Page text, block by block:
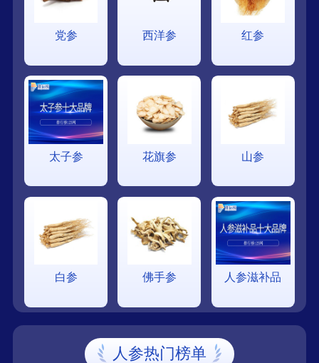
党参 西洋参 红参
太子参 花旗参 山参
白参 佛手参 人参滋补品
人参热门榜单